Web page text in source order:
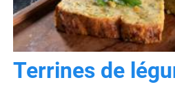
Terrines de